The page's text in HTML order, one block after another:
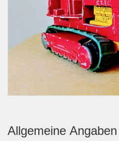
Allgemeine Angaben